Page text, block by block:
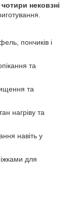
чотири нековзні
пончиків і
та
та
нагріву та
навіть у
для